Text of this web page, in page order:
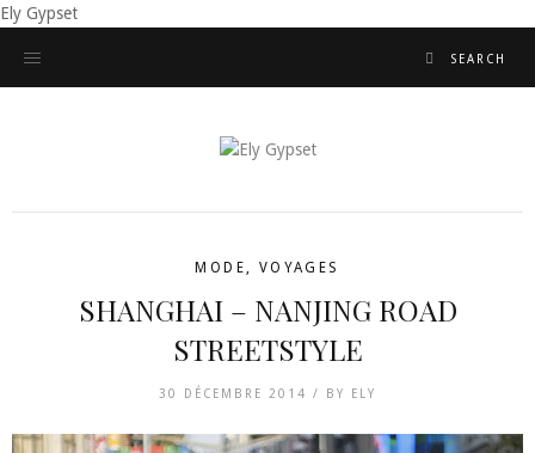
Ely Gypset
MODE VOYAGES
SHANGHAI – NANJING ROAD
STREETSTYLE
30 DÉCEMBRE 2014 / BY ELY